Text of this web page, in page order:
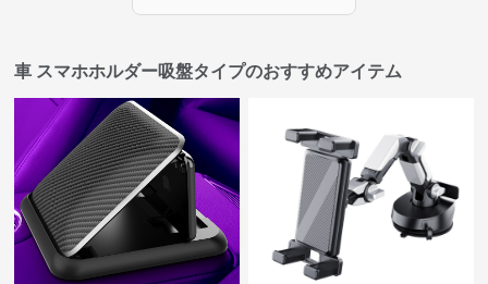
車 スマホホルダー吸盤タイプのおすすめアイテム